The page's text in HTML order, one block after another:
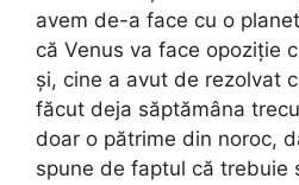
avem de-a face cu o
că Venus va face opoziție
și, cine a avut de rezolvat
făcut deja săptămâna
doar o pătrime din noroc,
spune de faptul că trebuie